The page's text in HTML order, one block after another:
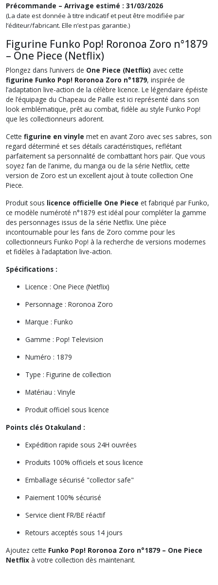
Précommande – Arrivage estimé : 31/03/2026
(La date est donnée à titre indicatif et peut être modifiée par
l’éditeur/fabricant. Elle n’est pas garantie.)
Figurine Funko Pop! Roronoa Zoro n°1879
– One Piece (Netflix)
Plongez dans l’univers de One Piece (Netflix) avec cette
figurine Funko Pop! Roronoa Zoro n°1879, inspirée de
l’adaptation live-action de la célèbre licence. Le légendaire épéiste
de l’équipage du Chapeau de Paille est ici représenté dans son
look emblématique, prêt au combat, fidèle au style Funko Pop!
que les collectionneurs adorent.
Cette figurine en vinyle met en avant Zoro avec ses sabres, son
regard déterminé et ses détails caractéristiques, reflétant
parfaitement sa personnalité de combattant hors pair. Que vous
soyez fan de l’anime, du manga ou de la série Netflix, cette
version de Zoro est un excellent ajout à toute collection One
Piece.
Produit sous licence officielle One Piece et fabriqué par Funko,
ce modèle numéroté n°1879 est idéal pour compléter la gamme
des personnages issus de la série Netflix. Une pièce
incontournable pour les fans de Zoro comme pour les
collectionneurs Funko Pop! à la recherche de versions modernes
et fidèles à l’adaptation live-action.
Spécifications :
Licence : One Piece (Netflix)
Personnage : Roronoa Zoro
Marque : Funko
Gamme : Pop! Television
Numéro : 1879
Type : Figurine de collection
Matériau : Vinyle
Produit officiel sous licence
Points clés Otakuland :
Expédition rapide sous 24H ouvrées
Produits 100% officiels et sous licence
Emballage sécurisé "collector safe"
Paiement 100% sécurisé
Service client FR/BE réactif
Retours acceptés sous 14 jours
Ajoutez cette Funko Pop! Roronoa Zoro n°1879 – One Piece
Netflix à votre collection dès maintenant.